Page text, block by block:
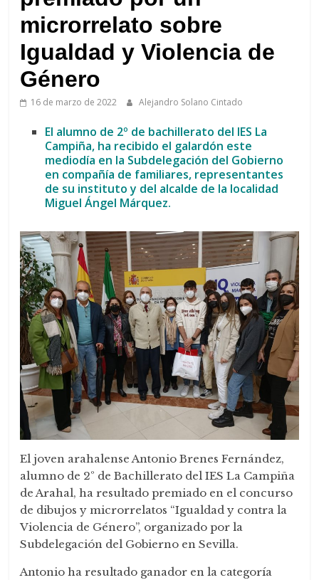
Arahal
microrrelato sobre
Igualdad y Violencia de
Género
16 de marzo de 2022 Alejandro Solano Cintado
El alumno de 2º de bachillerato del IES La
Campiña, ha recibido el galardón este
mediodía en la Subdelegación del Gobierno
en compañía de familiares, representantes
de su instituto y del alcalde de la localidad
Miguel Ángel Márquez.
El joven arahalense Antonio Brenes Fernández,
alumno de 2º de Bachillerato del IES La Campiña
de Arahal, ha resultado premiado en el concurso
de dibujos y microrrelatos “Igualdad y contra la
Violencia de Género”, organizado por la
Subdelegación del Gobierno en Sevilla.
Antonio ha resultado ganador en la categoría